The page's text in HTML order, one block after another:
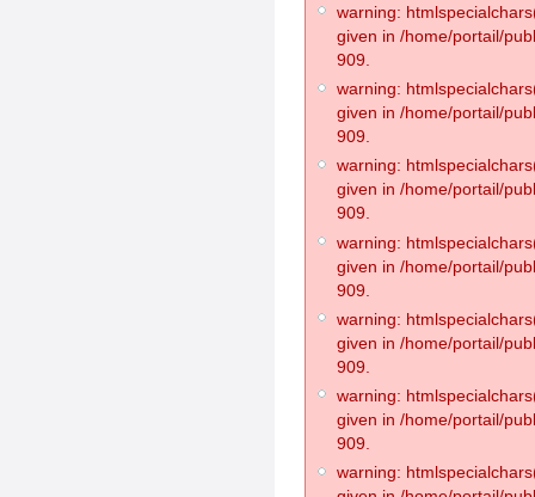
warning:
given in /home/portail/
909.
warning:
given in /home/portail/
909.
warning:
given in /home/portail/
909.
warning:
given in /home/portail/
909.
warning:
given in /home/portail/
909.
warning:
given in /home/portail/
909.
warning: